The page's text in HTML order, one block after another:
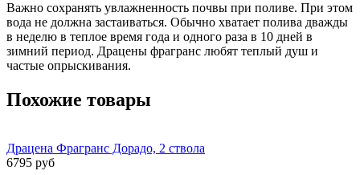
Важно сохранять увлажненность почвы при поливе. При этом
вода не должна застаиваться. Обычно хватает полива дважды
в неделю в теплое время года и одного раза в 10 дней в
зимний период. Драцены фрагранс любят теплый душ и
частые опрыскивания.
Похожие товары
Драцена Фрагранс Дорадо, 2 ствола
6795 руб